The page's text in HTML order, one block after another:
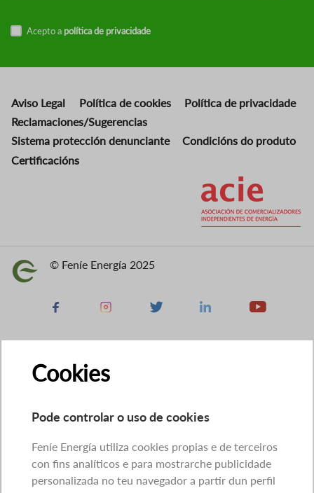
Acepto a política de privacidade
Aviso Legal Política de cookies
Política de privacidade
Reclamaciones/Sugerencias
Sistema protección denunciante
Condicións do produto
Certificacións
Imaxe © Feníe Energía 2025
Facebook Instagram X Linkedin Youtube
Cookies
Pode controlar o uso de cookies
Feníe Energía utiliza cookies propias e de terceiros
con fins analíticos e para mostrarche publicidade
personalizada no teu navegador a partir dun perfil